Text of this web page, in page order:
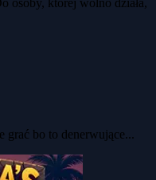
osoby, której wolno działa,
grać bo to denerwujące...